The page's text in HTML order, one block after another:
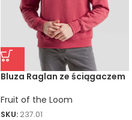
Bluza Raglan ze ściągaczem
Fruit of the Loom
SKU: 237.01